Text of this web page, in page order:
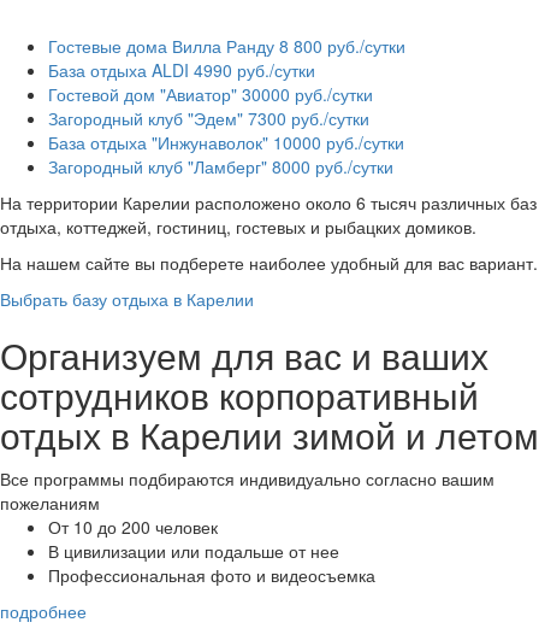
Гостевые дома Вилла Ранду 8 800 руб./сутки
База отдыха ALDI 4990 руб./сутки
Гостевой дом "Авиатор" 30000 руб./сутки
Загородный клуб "Эдем" 7300 руб./сутки
База отдыха "Инжунаволок" 10000 руб./сутки
Загородный клуб "Ламберг" 8000 руб./сутки
На территории Карелии расположено около 6 тысяч различных баз
отдыха, коттеджей, гостиниц, гостевых и рыбацких домиков.
На нашем сайте вы подберете наиболее удобный для вас вариант.
Выбрать базу отдыха в Карелии
Организуем для вас и ваших
сотрудников корпоративный
отдых в Карелии зимой и летом
Все программы подбираются индивидуально согласно вашим
пожеланиям
От 10 до 200 человек
В цивилизации или подальше от нее
Профессиональная фото и видеосъемка
подробнее